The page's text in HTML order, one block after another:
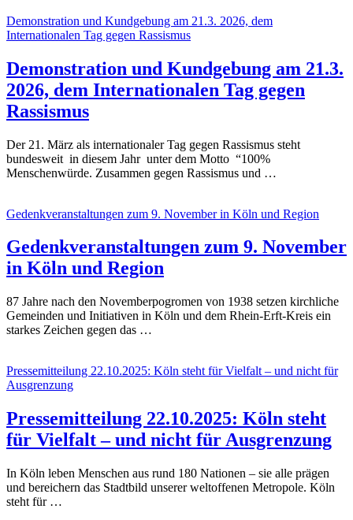
Demonstration und Kundgebung am 21.3. 2026, dem
Internationalen Tag gegen Rassismus
Demonstration und Kundgebung am 21.3.
2026, dem Internationalen Tag gegen
Rassismus
Der 21. März als internationaler Tag gegen Rassismus steht
bundesweit in diesem Jahr unter dem Motto “100%
Menschenwürde. Zusammen gegen Rassismus und …
Gedenkveranstaltungen zum 9. November in Köln und Region
Gedenkveranstaltungen zum 9. November
in Köln und Region
87 Jahre nach den Novemberpogromen von 1938 setzen kirchliche
Gemeinden und Initiativen in Köln und dem Rhein-Erft-Kreis ein
starkes Zeichen gegen das …
Pressemitteilung 22.10.2025: Köln steht für Vielfalt – und nicht für
Ausgrenzung
Pressemitteilung 22.10.2025: Köln steht
für Vielfalt – und nicht für Ausgrenzung
In Köln leben Menschen aus rund 180 Nationen – sie alle prägen
und bereichern das Stadtbild unserer weltoffenen Metropole. Köln
steht für …